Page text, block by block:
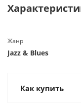
Жанр
Jazz & Blues
Как купить